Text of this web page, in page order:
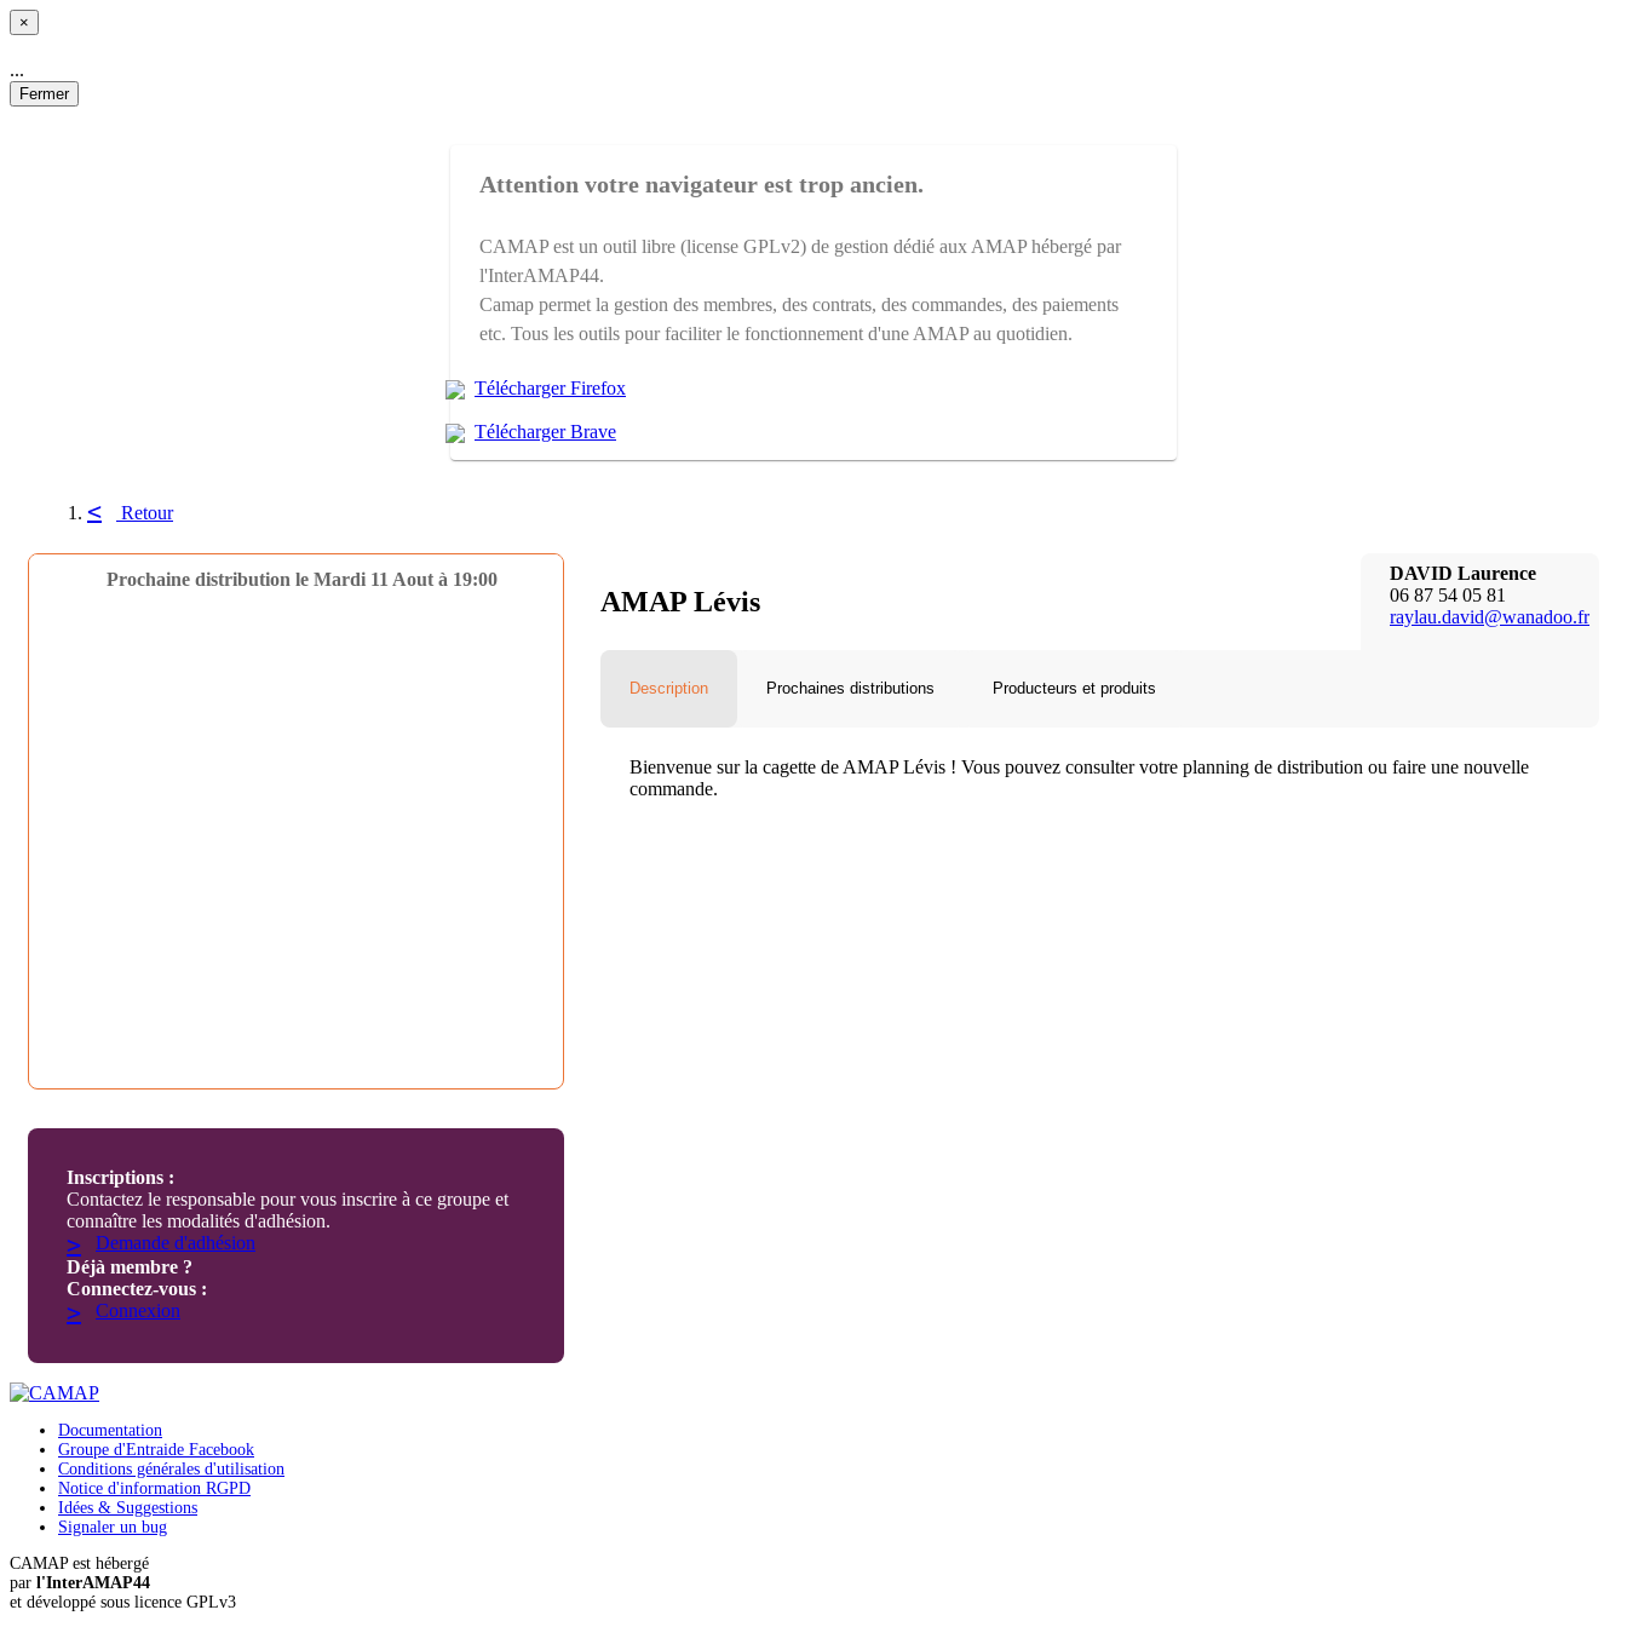
×
...
Fermer
Attention votre navigateur est trop ancien.
CAMAP est un outil libre (license GPLv2) de gestion dédié aux AMAP hébergé par
l'InterAMAP44.
Camap permet la gestion des membres, des contrats, des commandes, des paiements
etc. Tous les outils pour faciliter le fonctionnement d'une AMAP au quotidien.
Télécharger Firefox
Télécharger Brave
< Retour
Prochaine distribution le Mardi 11 Aout à 19:00
Inscriptions :
Contactez le responsable pour vous inscrire à ce groupe et
connaître les modalités d'adhésion.
>
Demande d'adhésion
Déjà membre ?
Connectez-vous :
> Connexion
AMAP Lévis
DAVID Laurence
06 87 54 05 81
raylau.david@wanadoo.fr
Description Prochaines distributions Producteurs et produits
Bienvenue sur la cagette de AMAP Lévis ! Vous pouvez consulter votre planning de distribution ou faire une nouvelle
commande.
Documentation
Groupe d'Entraide Facebook
Conditions générales d'utilisation
Notice d'information RGPD
Idées & Suggestions
Signaler un bug
CAMAP est hébergé
par l'InterAMAP44
et développé sous licence GPLv3